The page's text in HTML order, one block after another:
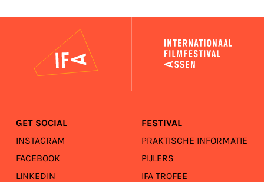
GET SOCIAL
INSTAGRAM
FACEBOOK
LINKEDIN
FESTIVAL
PRAKTISCHE INFORMATIE
PIJLERS
IFA TROFEE